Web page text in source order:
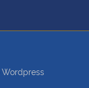
Wordpress